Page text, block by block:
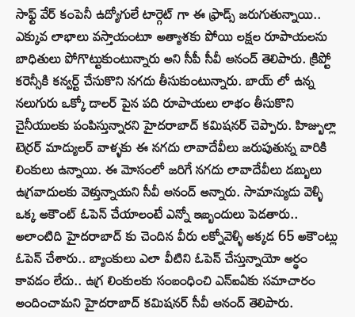
సాఫ్ట్ వేర్ కంపెనీ ఉద్యోగులే టార్గెట్ గా ఈ ఫ్రాడ్స్ జరుగుతున్నాయి..
ఎక్కువ లాభాలు వస్తాయంటూ అత్యాశకు పోయి లక్షల రూపాయలను
బాధితులు పోగొట్టుకుంటున్నారు అని సీపీ సీవీ ఆనంద్ తెలిపారు. క్రిప్టో
కరెన్సీకి కన్వర్ట్ చేసుకొని నగదు తీసుకుంటున్నారు. బాయ్ లో ఉన్న
నలుగురు ఒక్కో డాలర్ పైన పది రూపాయలు లాభం తీసుకొని
చైనీయులకు పంపిస్తున్నారని హైదరాబాద్ కమిషనర్ చెప్పారు. హిజ్బుల్లా
టెర్రర్ మాడ్యులర్ వాళ్ళకు ఈ నగదు లావాదేవీలు జరుపుతున్న వారికి
లింకులు ఉన్నాయి. ఈ మోసంలో జరిగే నగదు లావాదేవీలు డబ్బులు
ఉగ్రవాదులకు వెళ్తున్నాయని సీవీ ఆనంద్ అన్నారు. సామాన్యుడు వెళ్ళి
ఒక్క అకౌంట్ ఓపెన్ చేయాలంటే ఎన్నో ఇబ్బందులు పెడతారు..
అలాంటిది హైదరాబాద్ కు చెందిన వీరు లక్నో‌వెళ్ళి అక్కడ 65 అకౌంట్లు
ఓపెన్ చేశారు.. బ్యాంకులు ఎలా వీటిని ఓపెన్ చేస్తున్నాయో అర్థం
కావడం లేదు.. ఉగ్ర లింకులకు సంబంధించి ఎన్ఐఏకు సమాచారం
అందించామని హైదరాబాద్ కమిషనర్ సీవీ ఆనంద్ తెలిపారు.